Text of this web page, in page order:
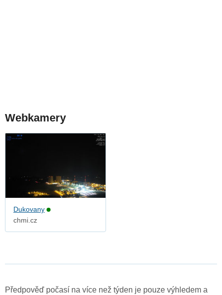
Webkamery
Dukovany
chmi.cz
Předpověď počasí na více než týden je pouze výhledem a